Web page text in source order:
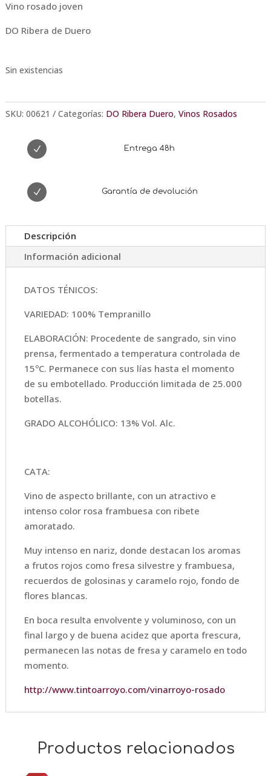
Vino rosado joven
DO Ribera de Duero
Sin existencias
SKU: 00621 Categorías: DO Ribera Duero, Vinos Rosados
N Entrega 48h
N Garantía de devolución
Descripción
Información adicional
DATOS TÉNICOS:
VARIEDAD: 100% Tempranillo
ELABORACIÓN: Procedente de sangrado, sin vino
prensa, fermentado a temperatura controlada de
15ºC. Permanece con sus lías hasta el momento
de su embotellado. Producción limitada de 25.000
botellas.
GRADO ALCOHÓLICO: 13% Vol. Alc.
CATA:
Vino de aspecto brillante, con un atractivo e
intenso color rosa frambuesa con ribete
amoratado.
Muy intenso en nariz, donde destacan los aromas
a frutos rojos como fresa silvestre y frambuesa,
recuerdos de golosinas y caramelo rojo, fondo de
flores blancas.
En boca resulta envolvente y voluminoso, con un
final largo y de buena acidez que aporta frescura,
permanecen las notas de fresa y caramelo en todo
momento.
http://www.tintoarroyo.com/vinarroyo-rosado
Productos relacionados